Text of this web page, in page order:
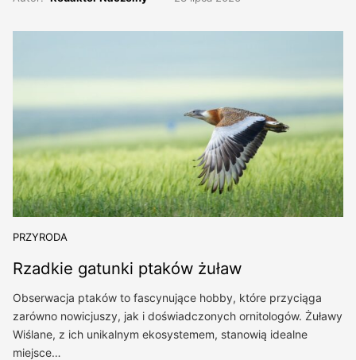
PRZYRODA
Rzadkie gatunki ptaków żuław
Obserwacja ptaków to fascynujące hobby, które przyciąga
zarówno nowicjuszy, jak i doświadczonych ornitologów. Żuławy
Wiślane, z ich unikalnym ekosystemem, stanowią idealne
miejsce…